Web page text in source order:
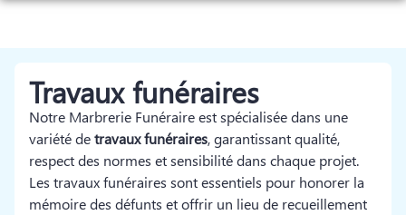
Aller
NOS AGENCES
OFFWILLER
MERTZWILLER
NOS CHAMBRES FUNERAIRES
OFFWILLER
ESPACES HOMMAGES
Travaux funéraires
Notre Marbrerie Funéraire est spécialisée dans une
variété detravaux funéraires, garantissant qualité,
respect des normes et sensibilité dans chaque projet.
Les travaux funéraires sont essentiels pour honorer la
mémoire des défunts et offrir un lieu de recueillement